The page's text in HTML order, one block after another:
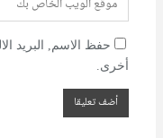
حفظ الاسم, البريد
أخرى.